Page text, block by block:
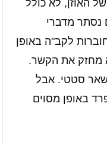
האוזן, לא כולל
נסתר מדברי
לקב"ה באופן
מחזק את הקשר.
סטטי. אבל
באופן מסוים